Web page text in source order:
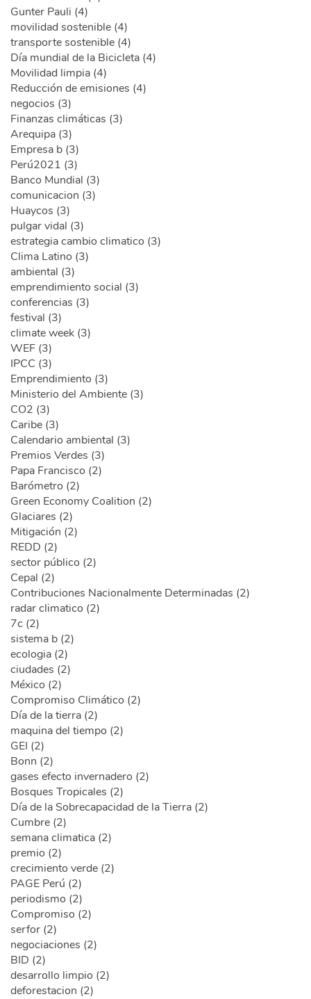
Gunter Pauli (4)
movilidad sostenible (4)
transporte sostenible (4)
Día mundial de la Bicicleta (4)
Movilidad limpia (4)
Reducción de emisiones (4)
negocios (3)
Finanzas climáticas (3)
Arequipa (3)
Empresa b (3)
Perú2021 (3)
Banco Mundial (3)
comunicacion (3)
Huaycos (3)
pulgar vidal (3)
estrategia cambio climatico (3)
Clima Latino (3)
ambiental (3)
emprendimiento social (3)
conferencias (3)
festival (3)
climate week (3)
WEF (3)
IPCC (3)
Emprendimiento (3)
Ministerio del Ambiente (3)
CO2 (3)
Caribe (3)
Calendario ambiental (3)
Premios Verdes (3)
Papa Francisco (2)
Barómetro (2)
Green Economy Coalition (2)
Glaciares (2)
Mitigación (2)
REDD (2)
sector público (2)
Cepal (2)
Contribuciones Nacionalmente Determinadas (2)
radar climatico (2)
7c (2)
sistema b (2)
ecologia (2)
ciudades (2)
México (2)
Compromiso Climático (2)
Día de la tierra (2)
maquina del tiempo (2)
GEI (2)
Bonn (2)
gases efecto invernadero (2)
Bosques Tropicales (2)
Día de la Sobrecapacidad de la Tierra (2)
Cumbre (2)
semana climatica (2)
premio (2)
crecimiento verde (2)
PAGE Perú (2)
periodismo (2)
Compromiso (2)
serfor (2)
negociaciones (2)
BID (2)
desarrollo limpio (2)
deforestacion (2)